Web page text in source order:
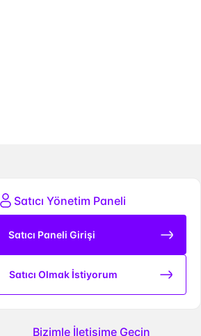
Satıcı Yönetim Paneli
Satıcı Paneli Girişi
Satıcı Olmak İstiyorum
Bizimle İletişime Geçin